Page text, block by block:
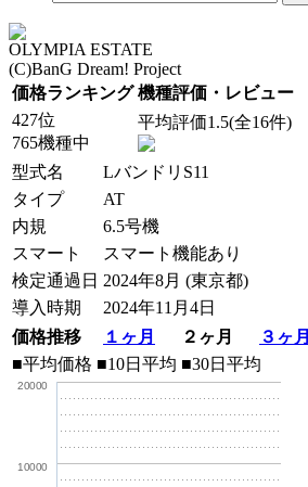
OLYMPIA ESTATE
(C)BanG Dream! Project
価格ランキング 機種評価・レビュー
427位
765機種中
平均評価1.5(全16件)
型式名
LバンドリS11
タイプ
AT
内規
6.5号機
スマート
スマート機能あり
検定通過日 2024年8月 (東京都)
導入時期
2024年11月4日
価格推移
１ヶ月 ２ヶ月
３ヶ月
■平均価格 ■10日平均 ■30日平均
10000
20000